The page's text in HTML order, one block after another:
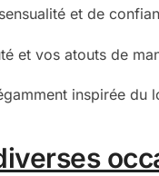
et de
et vos atouts de
inspirée du